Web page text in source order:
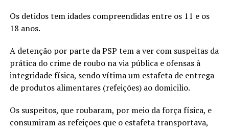
Os detidos tem idades compreendidas entre os 11 e os
18 anos.
A detenção por parte da PSP tem a ver com suspeitas da
prática do crime de roubo na via pública e ofensas à
integridade física, sendo vítima um estafeta de entrega
de produtos alimentares (refeições) ao domicilio.
Os suspeitos, que roubaram, por meio da força física, e
consumiram as refeições que o estafeta transportava,